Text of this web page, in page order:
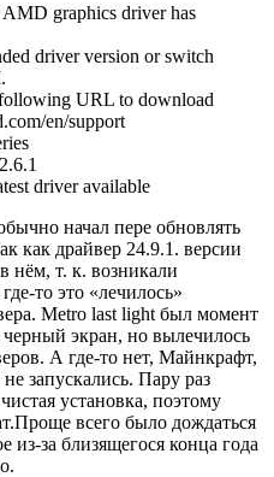
graphics driver has
driver version or switch
URL to download
en/support
driver available
начал пере обновлять
как драйвер 24.9.1. версии
нём, т. к. возникали
то это «лечилось»
Metro last light был момент
экран, но вылечилось
А где-то нет, Майнкрафт,
запускались. Пару раз
установка, поэтому
всего было дождаться
за близящегося конца года